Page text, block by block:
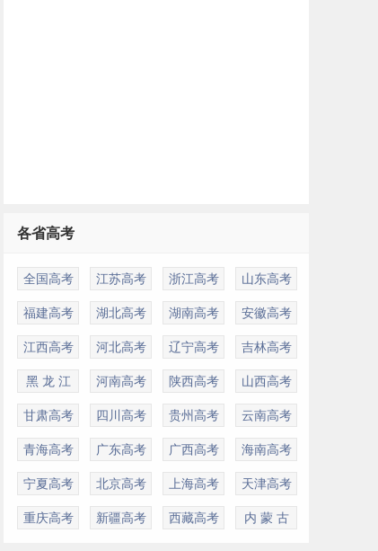
各省高考
全国高考 江苏高考 浙江高考 山东高考
福建高考 湖北高考 湖南高考 安徽高考
江西高考 河北高考 辽宁高考 吉林高考
黑 龙 江 河南高考 陕西高考 山西高考
甘肃高考 四川高考 贵州高考 云南高考
青海高考 广东高考 广西高考 海南高考
宁夏高考 北京高考 上海高考 天津高考
重庆高考 新疆高考 西藏高考 内 蒙 古